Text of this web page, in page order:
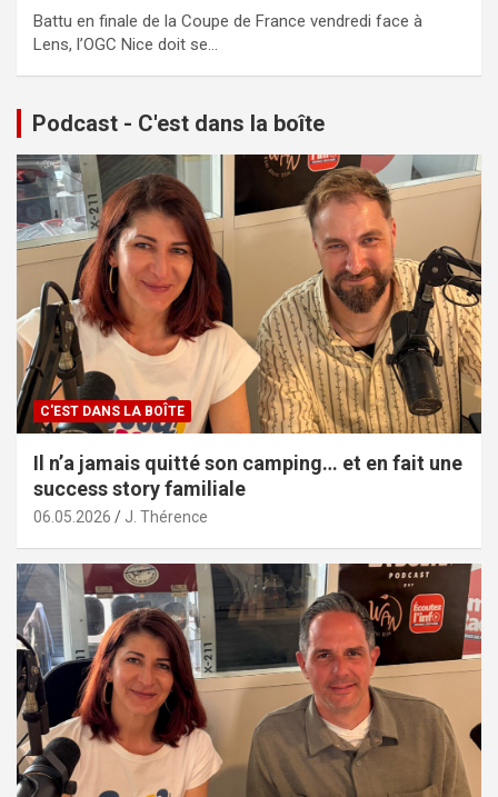
Battu en finale de la Coupe de France vendredi face à
Lens, l’OGC Nice doit se…
Podcast - C'est dans la boîte
C'EST DANS LA BOÎTE
Il n’a jamais quitté son camping… et en fait une
success story familiale
06.05.2026 J. Thérence